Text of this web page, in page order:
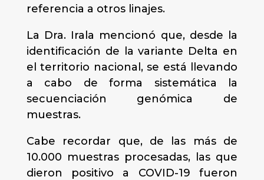
referencia a otros linajes.
La Dra. Irala mencionó que, desde la
identificación de la variante Delta en
el territorio nacional, se está llevando
a cabo de forma sistemática la
secuenciación genómica de
muestras.
Cabe recordar que, de las más de
10.000 muestras procesadas, las que
dieron positivo a COVID-19 fueron